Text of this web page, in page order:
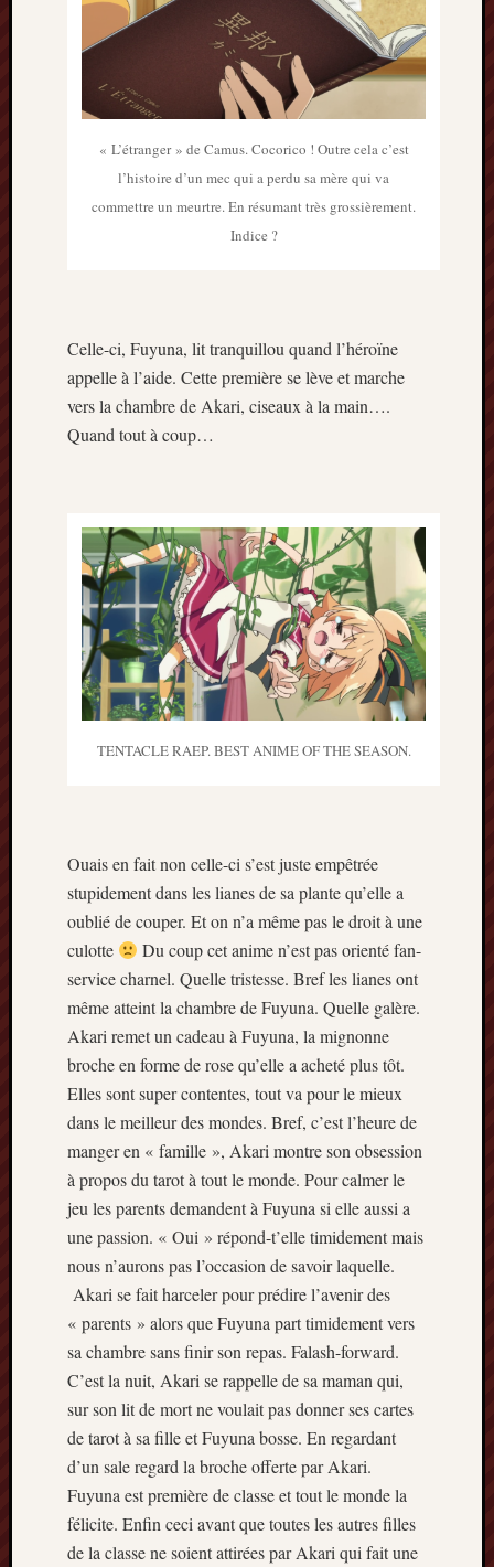
« L’étranger » de Camus. Cocorico ! Outre cela c’est
l’histoire d’un mec qui a perdu sa mère qui va
commettre un meurtre. En résumant très grossièrement.
Indice ?
Celle-ci, Fuyuna, lit tranquillou quand l’héroïne
appelle à l’aide. Cette première se lève et marche
vers la chambre de Akari, ciseaux à la main….
Quand tout à coup…
TENTACLE RAEP. BEST ANIME OF THE SEASON.
Ouais en fait non celle-ci s’est juste empêtrée
stupidement dans les lianes de sa plante qu’elle a
oublié de couper. Et on n’a même pas le droit à une
culotte
Du coup cet anime n’est pas orienté fan-
service charnel. Quelle tristesse. Bref les lianes ont
même atteint la chambre de Fuyuna. Quelle galère.
Akari remet un cadeau à Fuyuna, la mignonne
broche en forme de rose qu’elle a acheté plus tôt.
Elles sont super contentes, tout va pour le mieux
dans le meilleur des mondes. Bref, c’est l’heure de
manger en « famille », Akari montre son obsession
à propos du tarot à tout le monde. Pour calmer le
jeu les parents demandent à Fuyuna si elle aussi a
une passion. « Oui » répond-t’elle timidement mais
nous n’aurons pas l’occasion de savoir laquelle.
Akari se fait harceler pour prédire l’avenir des
« parents » alors que Fuyuna part timidement vers
sa chambre sans finir son repas. Falash-forward.
C’est la nuit, Akari se rappelle de sa maman qui,
sur son lit de mort ne voulait pas donner ses cartes
de tarot à sa fille et Fuyuna bosse. En regardant
d’un sale regard la broche offerte par Akari.
Fuyuna est première de classe et tout le monde la
félicite. Enfin ceci avant que toutes les autres filles
de la classe ne soient attirées par Akari qui fait une